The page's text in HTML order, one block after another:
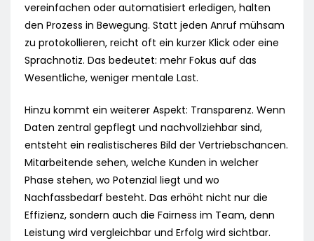
vereinfachen oder automatisiert erledigen, halten
den Prozess in Bewegung. Statt jeden Anruf mühsam
zu protokollieren, reicht oft ein kurzer Klick oder eine
Sprachnotiz. Das bedeutet: mehr Fokus auf das
Wesentliche, weniger mentale Last.
Hinzu kommt ein weiterer Aspekt: Transparenz. Wenn
Daten zentral gepflegt und nachvollziehbar sind,
entsteht ein realistischeres Bild der Vertriebschancen.
Mitarbeitende sehen, welche Kunden in welcher
Phase stehen, wo Potenzial liegt und wo
Nachfassbedarf besteht. Das erhöht nicht nur die
Effizienz, sondern auch die Fairness im Team, denn
Leistung wird vergleichbar und Erfolg wird sichtbar.